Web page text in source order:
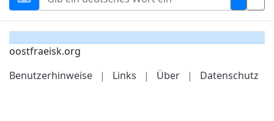
oostfraeisk.org
Benutzerhinweise
| Links | Über | Datenschutz